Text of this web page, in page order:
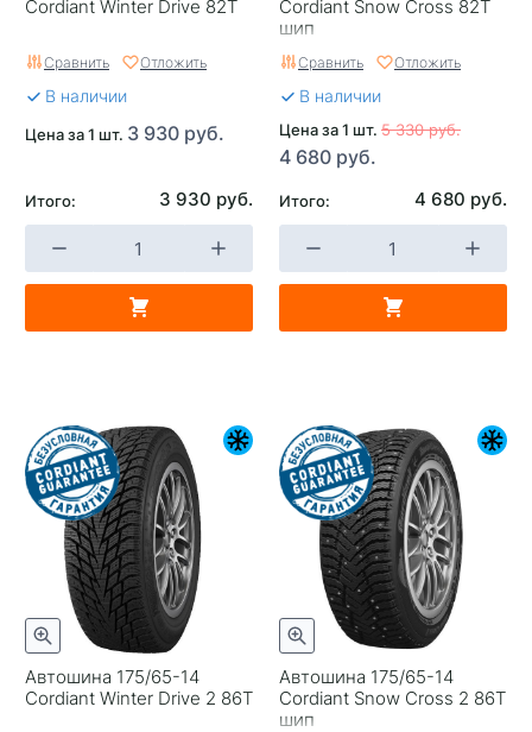
Cordiant Winter Drive 82T
Сравнить Отложить
В наличии
Цена за 1 шт. 3 930 руб.
Итого: 3 930 руб.
Cordiant Snow Cross 82T
шип
Сравнить Отложить
В наличии
Цена за 1 шт. 5 330 руб.
4 680 руб.
Итого: 4 680 руб.
Автошина 175/65-14
Cordiant Winter Drive 2 86T
Автошина 175/65-14
Cordiant Snow Cross 2 86T
шип